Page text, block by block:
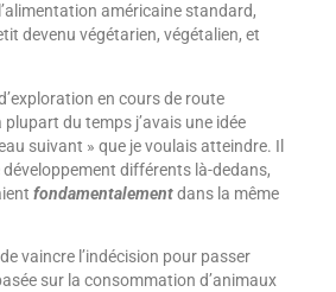
américaine standard,
devenu végétarien, végétalien, et
en cours de route
du temps j’avais une idée
suivant » que je voulais atteindre. Il
différents là-dedans,
fondamentalementdans la même
vaincre l’indécision pour passer
sur la consommation d’animaux